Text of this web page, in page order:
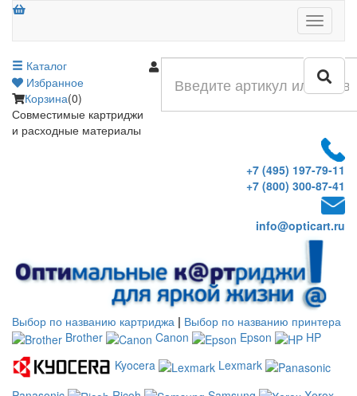
Меню
Каталог
Избранное
Корзина(0)
Совместимые картриджи
и расходные материалы
+7 (495) 197-79-11
+7 (800) 300-87-41
info@opticart.ru
Выбор по названию картриджа | Выбор по названию принтера
Brother
Canon Epson
HP
Kyocera
Lexmark